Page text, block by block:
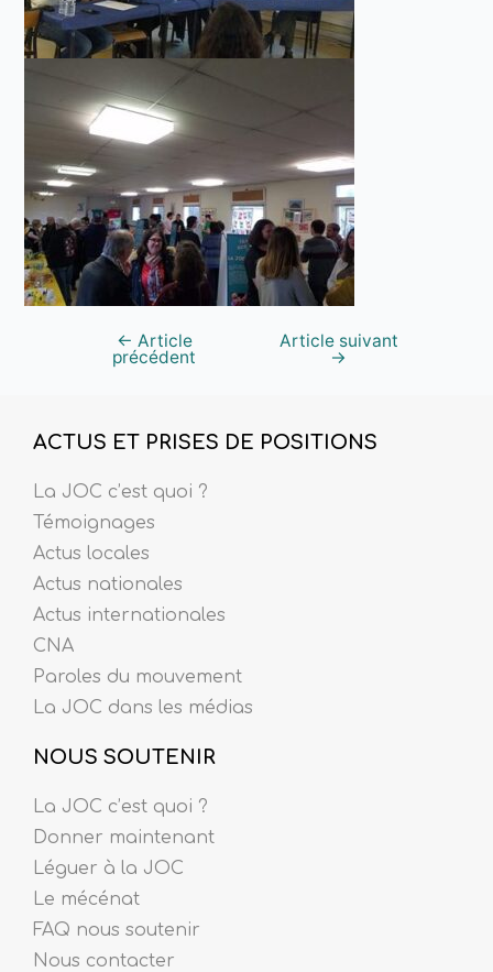
← Article
précédent
Article suivant
→
ACTUS ET PRISES DE POSITIONS
La JOC c’est quoi ?
Témoignages
Actus locales
Actus nationales
Actus internationales
CNA
Paroles du mouvement
La JOC dans les médias
NOUS SOUTENIR
La JOC c’est quoi ?
Donner maintenant
Léguer à la JOC
Le mécénat
FAQ nous soutenir
Nous contacter